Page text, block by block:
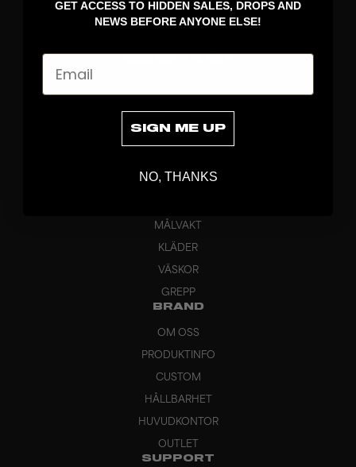
KLUBBOR
MÅLVAKT
KLÄDER
VÄSKOR
GREPP
BRAND
OM OSS
PRODUKTINFO
CUSTOM
HÅLLBARHET
HUVUDKONTOR
OUTLET
SUPPORT
GET ACCESS TO HIDDEN SALES, DROPS AND
NEWS BEFORE ANYONE ELSE!
SIGN ME UP
NO, THANKS